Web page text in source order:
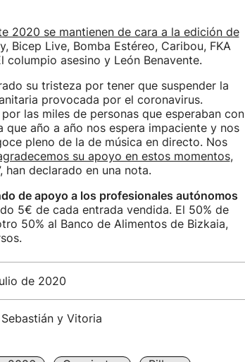
2020 se mantienen de cara a la edición de
Bicep Live, Bomba Estéreo, Caribou, FKA
columpio asesino y León Benavente.
su tristeza por tener que suspender la
provocada por el coronavirus.
las miles de personas que esperaban con
año a año nos espera impaciente y nos
pleno de la de música en directo. Nos
su apoyo en estos momentos,
han declarado en una nota.
de apoyo a los profesionales autónomos
5€ de cada entrada vendida. El 50% de
50% al Banco de Alimentos de Bizkaia,
de 2020
y Vitoria